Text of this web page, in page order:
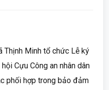
Thịnh Minh tổ chức Lễ ký
Cựu Công an nhân dân
phối hợp trong bảo đảm